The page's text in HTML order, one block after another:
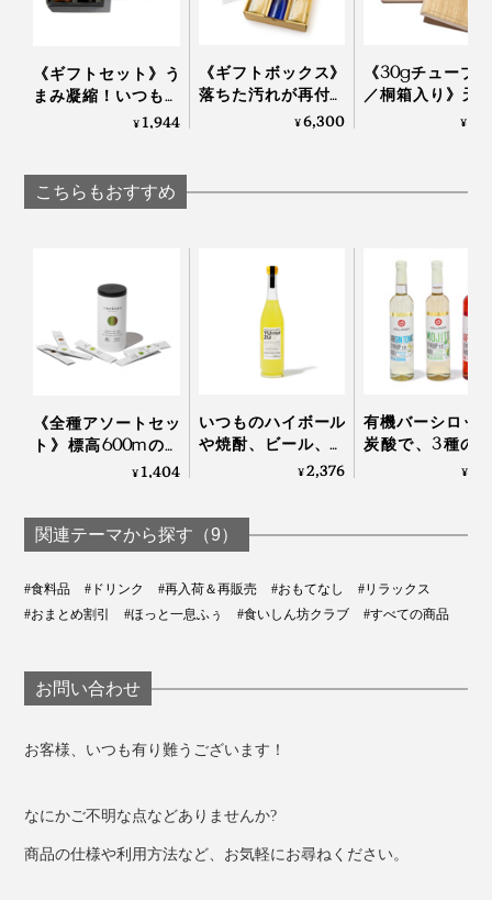
り“おこげ”をつける細やかな焼き加減も職人の手作業
長い道のりを辿って生まれた、香りの炒り餅なのです。
強い葉の部分ではなく、うまみをたっぷり蓄えたやわら
りや風味も引き立つ一杯に。
抽出したお茶の水色は、日が沈む夕焼け空を想わせる琥
だから、太陽が沈む方角から「西」と名付けられまし
カフェインが少ないので、一日のおわりにほっとひと息
よく振って引き上げるだけ。
湯量もあくまで目安なので、急須でたっぷり淹れても、
カップで2煎目を注いでもOK。
《ギフトセット》う
まみ凝縮！いつもの
醤油・お酢が宗田節
油＆だし酢（化粧箱
入り）」｜
¥1,944
《ギフトボックス》
落ちた汚れが再付着
しない、綿もカシミ
¥6,300
《30gチューブ
／桐箱入り》天
分97.1%、フッ素
¥
こちらもおすすめ
《全種アソートセッ
ト》標高600mの静
岡・有機茶畑で育っ
茶パウダー（10
本）」｜THE
¥1,404
いつものハイボール
や焼酎、ビール、紅
茶に入れるだけで、
プ」｜YUZU SYRUP
¥2,376
有機バーシロッ
炭酸で、3種の
ドリンク
¥
関連テーマから探す（9）
#食料品 #ドリンク #再入荷＆再販売 #おもてなし
#リラックス
#おまとめ割引
#ほっと一息ふぅ #食いしん坊クラブ #すべての商品
お問い合わせ
お客様、いつも有り難うございます！
なにかご不明な点などありませんか?
商品の仕様や利用方法など、お気軽にお尋ねください。